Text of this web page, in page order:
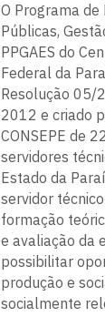
O Programa
Públicas,
PPGAES do
Federal da
Resolução 05/
2012 e criado
CONSEPE de
servidores
Estado da
servidor
formação
e avaliação da
possibilitar
produção e
socialmente